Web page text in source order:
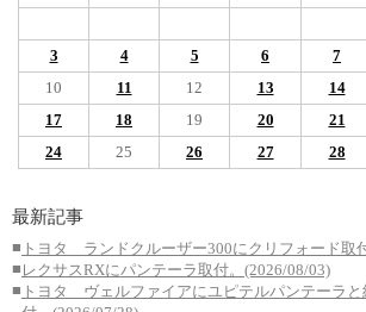
3
4 5 6 7
10
11 12 13 14
17
18 19 20 21
24
25 26 27 28
最新記事
■ トヨタ ランドクルーザー300にクリフォード取
■ レクサスRXにパンテーラ取付。(2026/08/03)
■ トヨタ ヴェルファイアにユピテルパンテーラと